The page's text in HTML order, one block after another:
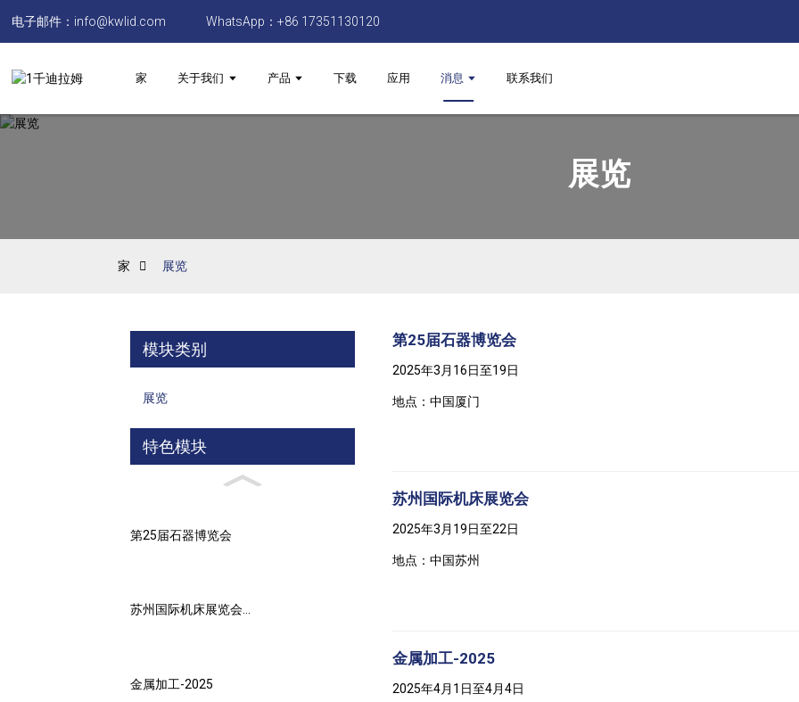
电子邮件：info@kwlid.com WhatsApp：+86 17351130120
家 关于我们 产品 下载 应用 消息 联系我们
展览
家 展览
模块类别
展览
特色模块
第25届石器博览会
苏州国际机床展览会...
金属加工-2025
第25届石器博览会
2025年3月16日至19日
地点：中国厦门
苏州国际机床展览会
2025年3月19日至22日
地点：中国苏州
金属加工-2025
2025年4月1日至4月4日